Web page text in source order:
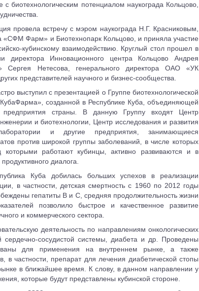
биотехнологическим потенциалом наукограда Кольцово,
провела встречу с мэром наукограда Н.Г. Красниковым,
«СФМ Фарм» и Биотехнопарк Кольцово, и приняла участие
кубинскому взаимодействию. Круглый стол прошел в
директора Инновационного центра Кольцово Андрея
Нетесова, генерального директора ОАО «УК
представителей научного и бизнес-сообщества.
выступил с презентацией о Группе биотехнологической
созданной в Республике Куба, объединяющей
предприятия страны. В данную Группу входят Центр
и биотехнологии, Центр исследования и развития
и другие предприятия, занимающиеся
против широкой группы заболеваний, в числе которых
работают кубинцы, активно развиваются и в
диалога.
Куба добилась больших успехов в реализации
в частности, детская смертность с 1960 по 2012 годы
гепатиты B и C, средняя продолжительность жизни
позволило быстрое и качественное развитие
и коммерческого сектора.
деятельность по направлениям онкологических
сосудистой системы, диабета и др. Проведены
для применения на внутреннем рынке, а также
в частности, препарат для лечения диабетической стопы
в ближайшее время. К слову, в данном направлении у
которые будут представлены кубинской стороне.